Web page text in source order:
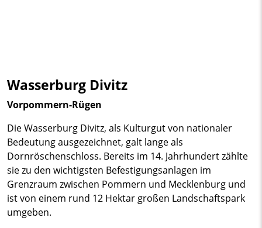
Wasserburg Divitz
Vorpommern-Rügen
Die Wasserburg Divitz, als Kulturgut von nationaler
Bedeutung ausgezeichnet, galt lange als
Dornröschenschloss. Bereits im 14. Jahrhundert zählte
sie zu den wichtigsten Befestigungsanlagen im
Grenzraum zwischen Pommern und Mecklenburg und
ist von einem rund 12 Hektar großen Landschaftspark
umgeben.